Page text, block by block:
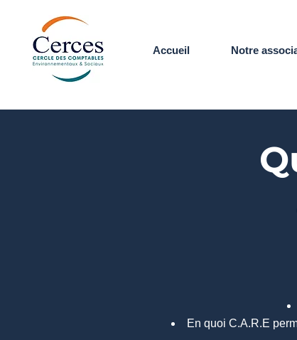
Accueil Notre
En quoi C.A.R.E